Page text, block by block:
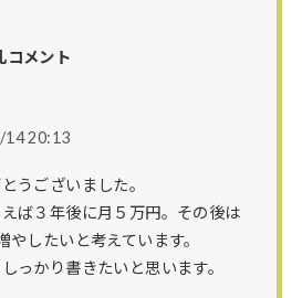
コメント
14 20:13
うございました。
ば３年後に月５万円。その後は
したいと考えています。
っかり書きたいと思います。